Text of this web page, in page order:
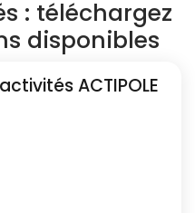
: téléchargez
disponibles
ACTIPOLE